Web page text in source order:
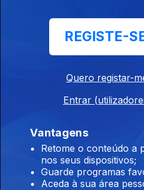
18 dez. 2020
foram detidos após a sua
A Arábia Saudita e os
04 dez. 2020
REGISTE-
Quero registar-
Entrar
Vantagens
Retome o conteúdo a
nos seus dispositivos;
Guarde programas
Aceda à sua área